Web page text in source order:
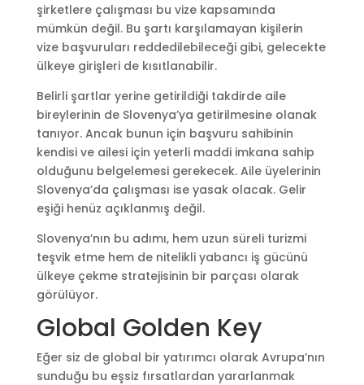
şirketlere çalışması bu vize kapsamında
mümkün değil. Bu şartı karşılamayan kişilerin
vize başvuruları reddedilebileceği gibi, gelecekte
ülkeye girişleri de kısıtlanabilir.
Belirli şartlar yerine getirildiği takdirde aile
bireylerinin de Slovenya’ya getirilmesine olanak
tanıyor. Ancak bunun için başvuru sahibinin
kendisi ve ailesi için yeterli maddi imkana sahip
olduğunu belgelemesi gerekecek. Aile üyelerinin
Slovenya’da çalışması ise yasak olacak. Gelir
eşiği henüz açıklanmış değil.
Slovenya’nın bu adımı, hem uzun süreli turizmi
teşvik etme hem de nitelikli yabancı iş gücünü
ülkeye çekme stratejisinin bir parçası olarak
görülüyor.
Global Golden Key
Eğer siz de global bir yatırımcı olarak Avrupa’nın
sunduğu bu eşsiz fırsatlardan yararlanmak